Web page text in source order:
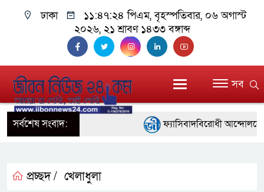
ঢাকা ১১:৪৭:২৫ পিএম, বৃহস্পতিবার, ০৬ অগাস্ট
২০২৬, ২১ শ্রাবণ ১৪৩৩ বঙ্গাব্দ
সব
সর্বশেষ সংবাদ:
ফ্যাসিবাদবিরোধী আন্দোলনে
প্রচ্ছদ / খেলাধুলা